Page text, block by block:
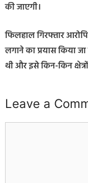
की जाएगी।
फिलहाल गिरफ्तार
लगाने का प्रयास किया
थी और इसे किन-किन
Leave a